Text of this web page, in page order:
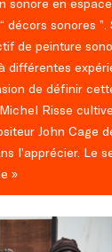
sonore en
décors sonores
de peinture
différentes
de définir
Risse
John Cage
l’apprécier. Le
»